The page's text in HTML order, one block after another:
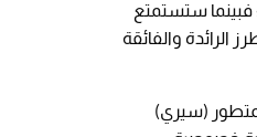
فبينما ستستمتع
للنظام الجديد بحلول سبتمبر 2026، ستنفرد الطرز الرائدة والفائقة
(سيري)